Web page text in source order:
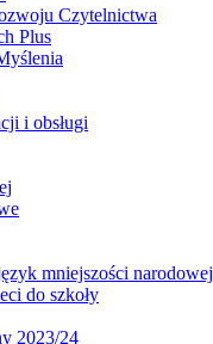
Czytelnictwa
Plus
i obsługi
mniejszości narodowej
do szkoły
2023/24